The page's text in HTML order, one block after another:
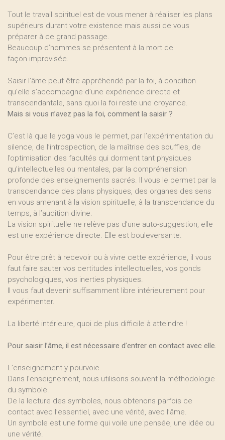
Tout le travail spirituel est de vous mener à réaliser les plans
supérieurs durant votre existence mais aussi de vous
préparer à ce grand passage.
Beaucoup d’hommes se présentent à la mort de
façon improvisée.
Saisir l’âme peut être appréhendé par la foi, à condition
qu’elle s’accompagne d’une expérience directe et
transcendantale, sans quoi la foi reste une croyance.
Mais si vous n’avez pas la foi, comment la saisir ?
C’est là que le yoga vous le permet, par l’expérimentation du
silence, de l’introspection, de la maîtrise des souffles, de
l’optimisation des facultés qui dorment tant physiques
qu’intellectuelles ou mentales, par la compréhension
profonde des enseignements sacrés. Il vous le permet par la
transcendance des plans physiques, des organes des sens
en vous amenant à la vision spirituelle, à la transcendance du
temps, à l’audition divine.
La vision spirituelle ne relève pas d’une auto-suggestion, elle
est une expérience directe. Elle est bouleversante.
Pour être prêt à recevoir ou à vivre cette expérience, il vous
faut faire sauter vos certitudes intellectuelles, vos gonds
psychologiques, vos inerties physiques.
Il vous faut devenir suffisamment libre intérieurement pour
expérimenter.
La liberté intérieure, quoi de plus difficile à atteindre !
Pour saisir l’âme, il est nécessaire d’entrer en contact avec elle.
L’enseignement y pourvoie.
Dans l’enseignement, nous utilisons souvent la méthodologie
du symbole.
De la lecture des symboles, nous obtenons parfois ce
contact avec l’essentiel, avec une vérité, avec l’âme.
Un symbole est une forme qui voile une pensée, une idée ou
une vérité.